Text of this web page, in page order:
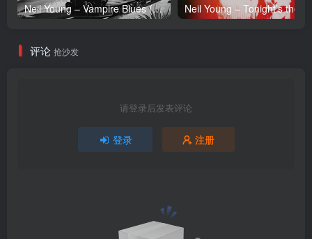
Neil Young – Vampire Blues (Live) – Single(054391239303)【24bit／96.0kHz】土耳其区
评论 抢沙发
请登录后发表评论
登录 注册